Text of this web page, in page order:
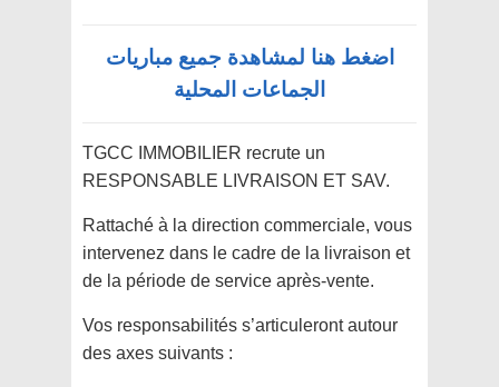
اضغط هنا لمشاهدة جميع مباريات
الجماعات المحلية
TGCC IMMOBILIER recrute un
RESPONSABLE LIVRAISON ET SAV.
Rattaché à la direction commerciale, vous
intervenez dans le cadre de la livraison et
de la période de service après-vente.
Vos responsabilités s’articuleront autour
des axes suivants :